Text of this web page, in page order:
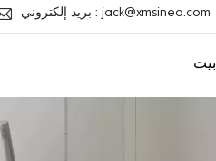
بريد إلكتروني : jack@xmsineo.com
بيت